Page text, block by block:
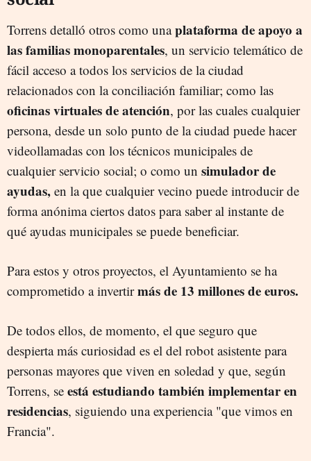
Torrens detalló otros como unaplataforma de apoyo a
las familias monoparentales, un servicio telemático de
fácil acceso a todos los servicios de la ciudad
relacionados con la conciliación familiar; como las
oficinas virtuales de atención, por las cuales cualquier
persona, desde un solo punto de la ciudad puede hacer
videollamadas con los técnicos municipales de
cualquier servicio social; o como un simulador de
ayudas, en la que cualquier vecino puede introducir de
forma anónima ciertos datos para saber al instante de
qué ayudas municipales se puede beneficiar.
Para estos y otros proyectos, el Ayuntamiento se ha
comprometido a invertirmás de 13 millones de euros.
De todos ellos, de momento, el que seguro que
despierta más curiosidad es el del robot asistente para
personas mayores que viven en soledad y que, según
Torrens, se está estudiando también implementar en
residencias, siguiendo una experiencia "que vimos en
Francia".